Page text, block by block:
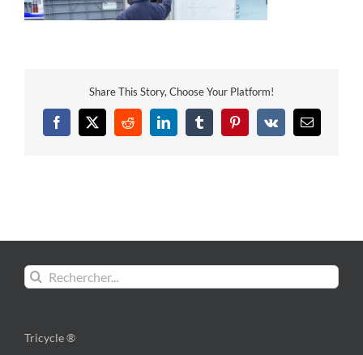
Share This Story, Choose Your Platform!
Facebook
X RedditLinkedInTumblrPinterest
Vk Email
Rechercher:
Tricycle ®